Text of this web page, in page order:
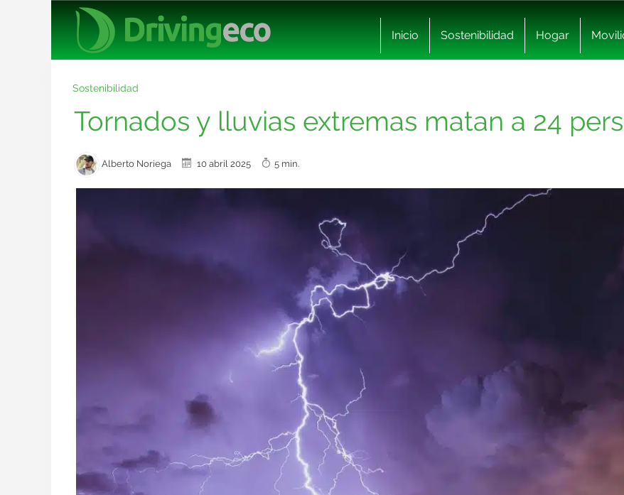
Inicio Sostenibilidad Hogar
Sostenibilidad
Tornados y lluvias extremas matan a 24
Alberto Noriega 10 abril 2025 5 min.